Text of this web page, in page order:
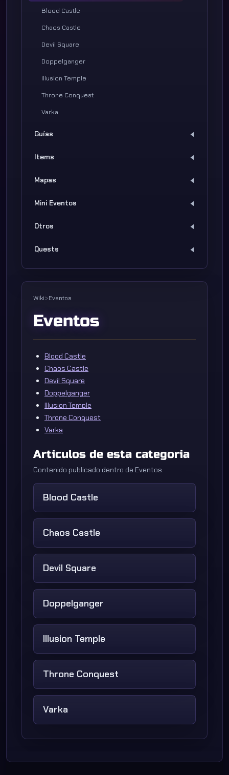
Blood Castle
Chaos Castle
Devil Square
Doppelganger
Illusion Temple
Throne Conquest
Varka
Guías
Items
Mapas
Mini Eventos
Otros
Quests
Wiki>Eventos
Eventos
Blood Castle
Chaos Castle
Devil Square
Doppelganger
Illusion Temple
Throne Conquest
Varka
Articulos de esta categoria
Contenido publicado dentro de Eventos.
Blood Castle
Chaos Castle
Devil Square
Doppelganger
Illusion Temple
Throne Conquest
Varka